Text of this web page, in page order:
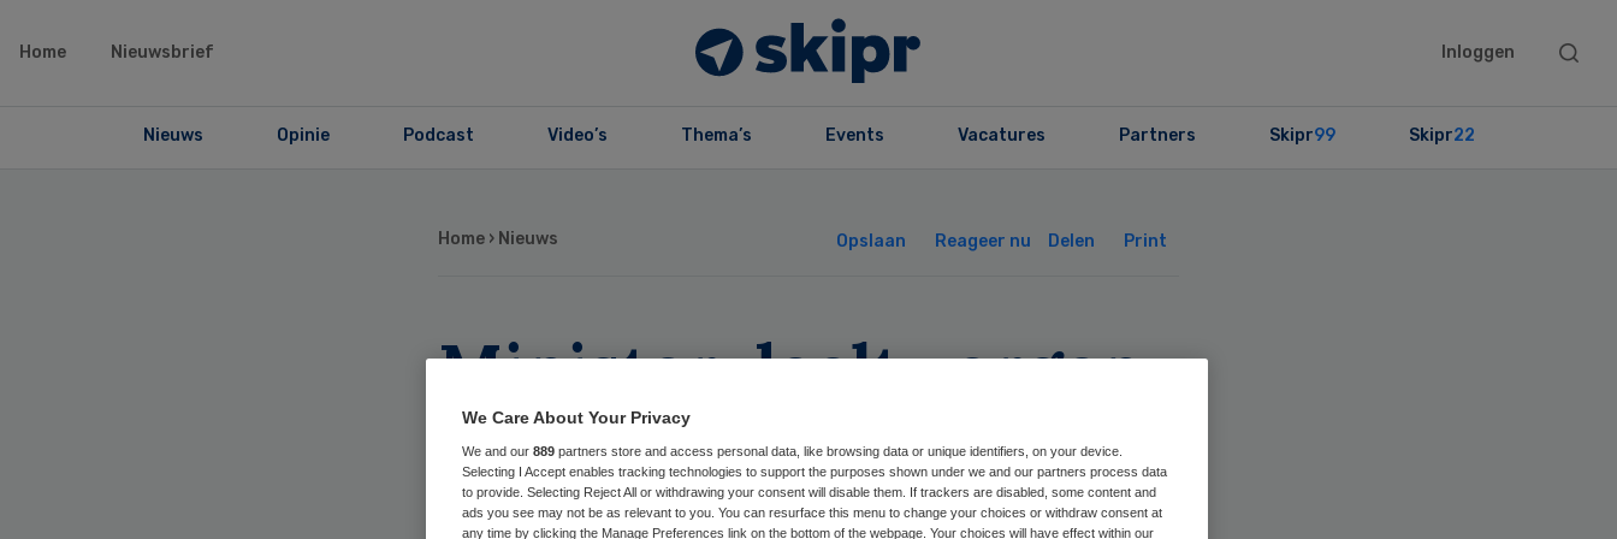
Home Nieuwsbrief Inloggen
Search
Nieuws Opinie Podcast Video’s Thema’s Events Vacatures Partners Skipr99 Skipr22
Home › Nieuws Opslaan Reageer nu Delen Print
Minister deelt zorgen
over brandveiligheid
ggz
We Care About Your Privacy
We and our 889 partners store and access personal data, like browsing data or unique identifiers, on your device.
Selecting I Accept enables tracking technologies to support the purposes shown under we and our partners process data
to provide. Selecting Reject All or withdrawing your consent will disable them. If trackers are disabled, some content and
ads you see may not be as relevant to you. You can resurface this menu to change your choices or withdraw consent at
any time by clicking the Manage Preferences link on the bottom of the webpage. Your choices will have effect within our